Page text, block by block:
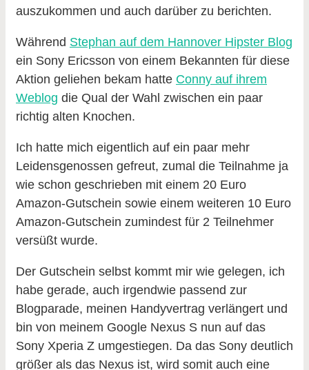
auszukommen und auch darüber zu berichten.
Während Stephan auf dem Hannover Hipster Blog
ein Sony Ericsson von einem Bekannten für diese
Aktion geliehen bekam hatte Conny auf ihrem
Weblog die Qual der Wahl zwischen ein paar
richtig alten Knochen.
Ich hatte mich eigentlich auf ein paar mehr
Leidensgenossen gefreut, zumal die Teilnahme ja
wie schon geschrieben mit einem 20 Euro
Amazon-Gutschein sowie einem weiteren 10 Euro
Amazon-Gutschein zumindest für 2 Teilnehmer
versüßt wurde.
Der Gutschein selbst kommt mir wie gelegen, ich
habe gerade, auch irgendwie passend zur
Blogparade, meinen Handyvertrag verlängert und
bin von meinem Google Nexus S nun auf das
Sony Xperia Z umgestiegen. Da das Sony deutlich
größer als das Nexus ist, wird somit auch eine